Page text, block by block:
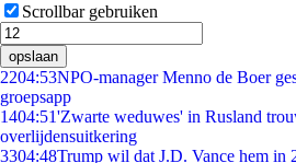
Scrollbar gebruiken
opslaan
2204:53NPO-manager Menno de Boer
groepsapp
1404:51'Zwarte weduwes' in Rusland
overlijdensuitkering
3304:48Trump wil dat J.D. Vance hem in